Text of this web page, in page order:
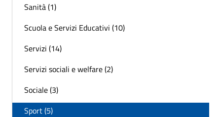
Sanità (1)
Scuola e Servizi Educativi (10)
Servizi (14)
Servizi sociali e welfare (2)
Sociale (3)
Sport (5)